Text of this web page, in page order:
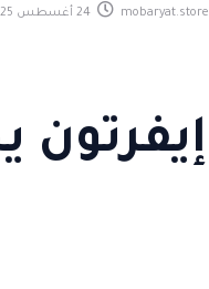
mobaryat.store 24 أغسطس 2025
إيفرتون